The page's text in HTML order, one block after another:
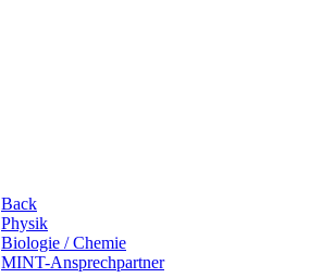
Back
Physik
Biologie / Chemie
MINT-Ansprechpartner